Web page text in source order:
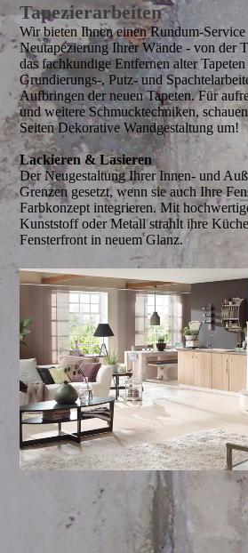
Tapezierarbeiten
Wir bieten Ihnen einen Rundum-
Neutapezierung Ihrer Wände - von der
das fachkundige Entfernen alter
Grundierungs-, Putz- und
Aufbringen der neuen Tapeten. Für
und weitere Schmucktechniken,
Seiten Dekorative Wandgestaltung um!
Lackieren & Lasieren
Der Neugestaltung Ihrer Innen- und
Grenzen gesetzt, wenn sie auch Ihre
Farbkonzept integrieren. Mit
Kunststoff oder Metall strahlt ihre
Fensterfront in neuem Glanz.